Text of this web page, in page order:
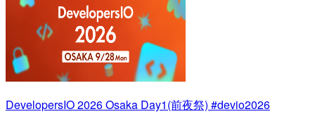
DevelopersIO 2026 Osaka Day1(前夜祭) #devio2026